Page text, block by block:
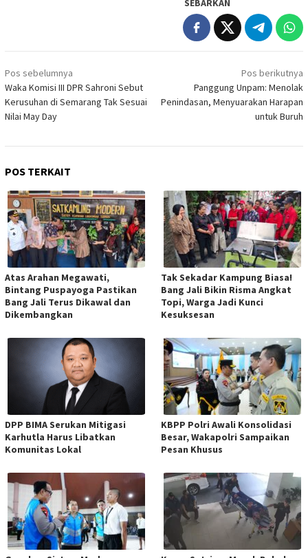
SEBARKAN
Navigasi
pos
Pos sebelumnya
Waka Komisi III DPR Sahroni Sebut
Kerusuhan di Semarang Tak Sesuai
Nilai May Day
Pos berikutnya
Panggung Unpam: Menolak
Penindasan, Menyuarakan Harapan
untuk Buruh
POS TERKAIT
Atas Arahan Megawati,
Bintang Puspayoga Pastikan
Bang Jali Terus Dikawal dan
Dikembangkan
Tak Sekadar Kampung Biasa!
Bang Jali Bikin Risma Angkat
Topi, Warga Jadi Kunci
Kesuksesan
DPP BIMA Serukan Mitigasi
Karhutla Harus Libatkan
Komunitas Lokal
KBPP Polri Awali Konsolidasi
Besar, Wakapolri Sampaikan
Pesan Khusus